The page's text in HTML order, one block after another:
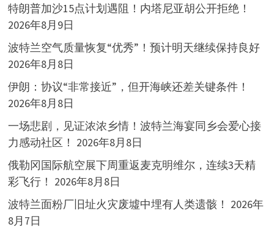
特朗普加沙15点计划遇阻！内塔尼亚胡公开拒绝！
2026年8月9日
波特兰空气质量恢复“优秀”！预计明天继续保持良好
2026年8月8日
伊朗：协议“非常接近”，但开海峡还差关键条件！
2026年8月8日
一场悲剧，见证浓浓乡情！波特兰海宴同乡会爱心接
力感动社区！ 2026年8月8日
俄勒冈国际航空展下周重返麦克明维尔，连续3天精
彩飞行！ 2026年8月8日
波特兰面粉厂旧址火灾废墟中埋有人类遗骸！ 2026年
8月7日